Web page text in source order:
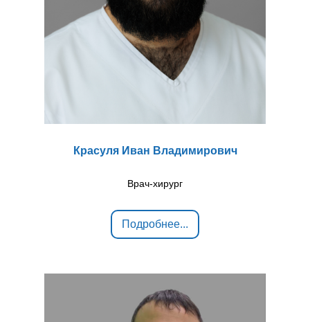
Красуля Иван Владимирович
Врач-хирург
Подробнее...